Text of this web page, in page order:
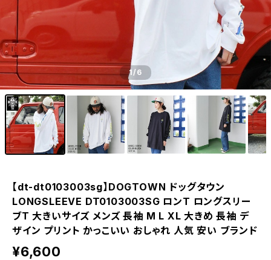
1/6
【dt-dt0103003sg】DOGTOWN ドッグタウン
LONGSLEEVE DT0103003SG ロンT ロングスリー
ブT 大きいサイズ メンズ 長袖 M L XL 大きめ 長袖 デ
ザイン プリント かっこいい おしゃれ 人気 安い ブランド
¥6,600